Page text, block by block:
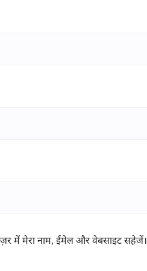
में मेरा नाम, ईमेल और वेबसाइट सहेजें।